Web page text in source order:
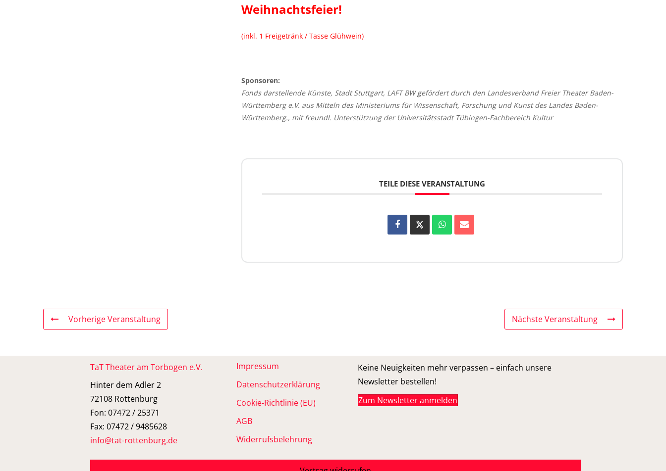
Weihnachtsfeier!
(inkl. 1 Freigetränk / Tasse Glühwein)
Sponsoren:
Fonds darstellende Künste, Stadt Stuttgart, LAFT BW gefördert durch den Landesverband Freier Theater Baden-
Württemberg e.V. aus Mitteln des Ministeriums für Wissenschaft, Forschung und Kunst des Landes Baden-
Württemberg., mit freundl. Unterstützung der Universitätsstadt Tübingen-Fachbereich Kultur
TEILE DIESE VERANSTALTUNG
Vorherige Veranstaltung Nächste Veranstaltung
TaT Theater am Torbogen e.V.
Hinter dem Adler 2
72108 Rottenburg
Fon: 07472 / 25371
Fax: 07472 / 9485628
info@tat-rottenburg.de
Impressum
Datenschutzerklärung
Cookie-Richtlinie (EU)
AGB
Widerrufsbelehrung
Keine Neuigkeiten mehr verpassen – einfach unsere
Newsletter bestellen!
Zum Newsletter anmelden